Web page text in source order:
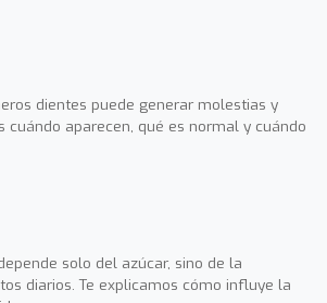
dientes puede generar molestias y
cuándo aparecen, qué es normal y cuándo
solo del azúcar, sino de la
diarios. Te explicamos cómo influye la